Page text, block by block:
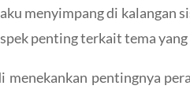
menyimpang di kalangan
penting terkait tema
pentingnya